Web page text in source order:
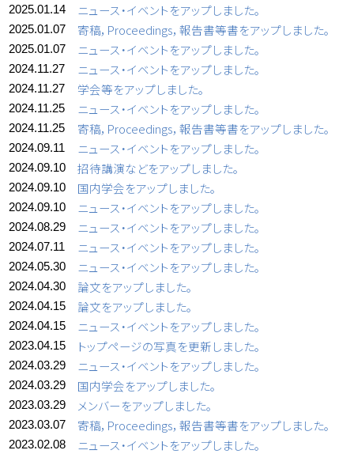
2025.01.14 ニュース・イベントをアップしました。
2025.01.07 寄稿，Proceedings，報告書等書をアップしました。
2025.01.07 ニュース・イベントをアップしました。
2024.11.27 ニュース・イベントをアップしました。
2024.11.27 学会等をアップしました。
2024.11.25 ニュース・イベントをアップしました。
2024.11.25 寄稿，Proceedings，報告書等書をアップしました。
2024.09.11 ニュース・イベントをアップしました。
2024.09.10 招待講演などをアップしました。
2024.09.10 国内学会をアップしました。
2024.09.10 ニュース・イベントをアップしました。
2024.08.29 ニュース・イベントをアップしました。
2024.07.11 ニュース・イベントをアップしました。
2024.05.30 ニュース・イベントをアップしました。
2024.04.30 論文をアップしました。
2024.04.15 論文をアップしました。
2024.04.15 ニュース・イベントをアップしました。
2023.04.15 トップページの写真を更新しました。
2024.03.29 ニュース・イベントをアップしました。
2024.03.29 国内学会をアップしました。
2023.03.29 メンバーをアップしました。
2023.03.07 寄稿，Proceedings，報告書等書をアップしました。
2023.02.08 ニュース・イベントをアップしました。